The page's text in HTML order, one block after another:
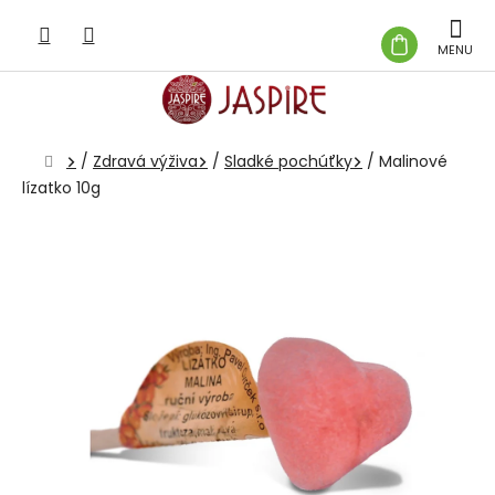
obsah
KOŠÍK
Domov
/ Zdravá výživa / Sladké pochúťky / Malinové
lízatko 10g